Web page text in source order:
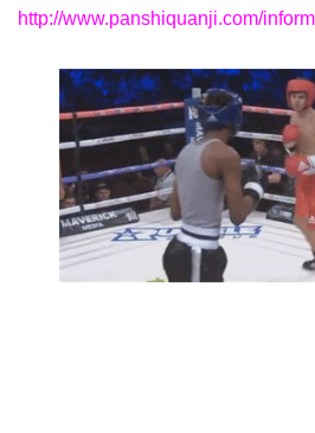
http://www.panshiquanji.com/